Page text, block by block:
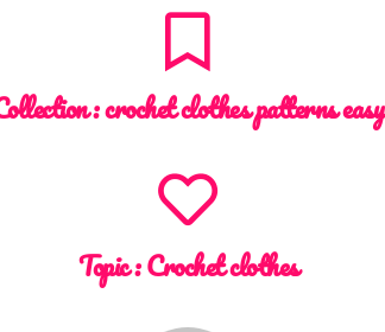
:crochet clothes patterns easy
Topic :Crochet clothes